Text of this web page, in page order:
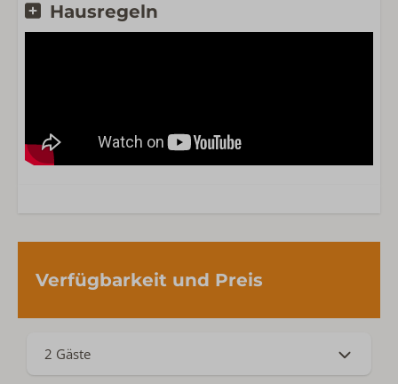
Hausregeln
Verfügbarkeit und Preis
2 Gäste